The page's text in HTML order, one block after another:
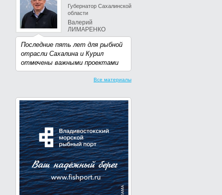
Губернатор Сахалинской
области
Валерий
ЛИМАРЕНКО
Последние пять лет для рыбной
отрасли Сахалина и Курил
отмечены важными проектами
Все материалы